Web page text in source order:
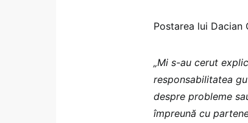
Postarea lui Dacian
„Mi s-au cerut
responsabilitatea
despre probleme
împreună cu